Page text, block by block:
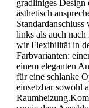
gradliniges Design
ästhetisch
links als auch nach
wir Flexibilität in
Farbvarianten:
einem eleganten
für eine schlanke
einsetzbar sowohl